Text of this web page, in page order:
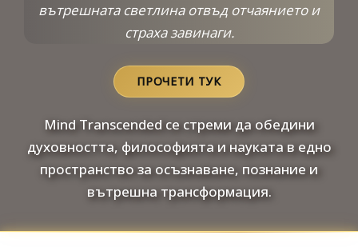
вътрешната светлина отвъд отчаянието и
страха завинаги.
ПРОЧЕТИ ТУК
Mind Transcended се стреми да обедини
духовността, философията и науката в едно
пространство за осъзнаване, познание и
вътрешна трансформация.